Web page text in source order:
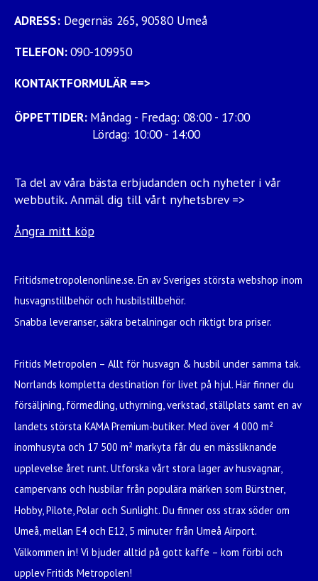
ADRESS: Degernäs 265, 90580 Umeå
TELEFON:090-109950
KONTAKTFORMULÄR ==>
ÖPPETTIDER: Måndag - Fredag: 08:00 - 17:00
Lördag: 10:00 - 14:00
Ta del av våra bästa erbjudanden och nyheter i vår
webbutik.Anmäl dig till vårt nyhetsbrev =>
Ångra mitt köp
Fritidsmetropolenonline.se. En av Sveriges största webshop inom
husvagnstillbehör och husbilstillbehör.
Snabba leveranser, säkra betalningar och riktigt bra priser.
Fritids Metropolen – Allt för husvagn & husbil under samma tak.
Norrlands kompletta destination för livet på hjul. Här finner du
försäljning, förmedling, uthyrning, verkstad, ställplats samt en av
landets största KAMA Premium-butiker. Med över 4 000 m²
inomhusyta och 17 500 m² markyta får du en mässliknande
upplevelse året runt. Utforska vårt stora lager av husvagnar,
campervans och husbilar från populära märken som Bürstner,
Hobby, Pilote, Polar och Sunlight. Du finner oss strax söder om
Umeå, mellan E4 och E12, 5 minuter från Umeå Airport.
Välkommen in! Vi bjuder alltid på gott kaffe – kom förbi och
upplev Fritids Metropolen!